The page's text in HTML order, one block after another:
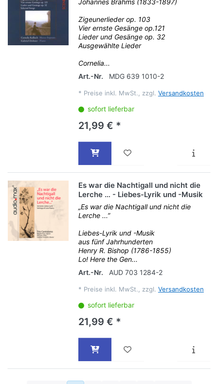
Zigeunerlieder op. 103
Vier ernste Gesänge op.121
Lieder und Gesänge op. 32
Ausgewählte Lieder
Cornelia...
Art.-Nr.
MDG 639 1010-2
* Preise inkl. MwSt., zzgl. Versandkosten
sofort lieferbar
21,99 € *
Es war die Nachtigall und nicht die
Lerche … - Liebes-Lyrik und -Musik
„Es war die Nachtigall und nicht die
Lerche ...”
Liebes-Lyrik und -Musik
aus fünf Jahrhunderten
Henry R. Bishop (1786-1855)
Lo! Here the Gen...
Art.-Nr.
AUD 703 1284-2
* Preise inkl. MwSt., zzgl. Versandkosten
sofort lieferbar
21,99 € *